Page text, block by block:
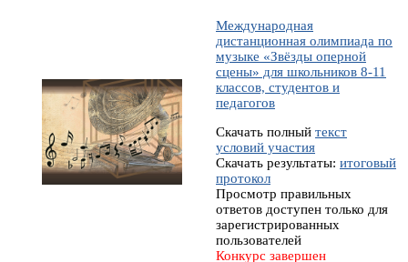
Международная
дистанционная олимпиада по
музыке «Звёзды оперной
сцены» для школьников 8-11
классов, студентов и
педагогов
Скачать полный текст
условий участия
Скачать результаты: итоговый
протокол
Просмотр правильных
ответов доступен только для
зарегистрированных
пользователей
Конкурс завершен